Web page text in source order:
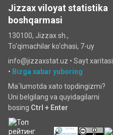
Jizzax viloyat statistika
boshqarmasi
130100, Jizzax sh.,
To'qimachilar ko‘chаsi, 7-uy
info@jizzaxstat.uz • Sayt xaritasi
• Bizga xabar yuboring
Ma`lumotda xato topdingizmi?
Uni belgilang va quyidagilarni
bosing Ctrl + Enter